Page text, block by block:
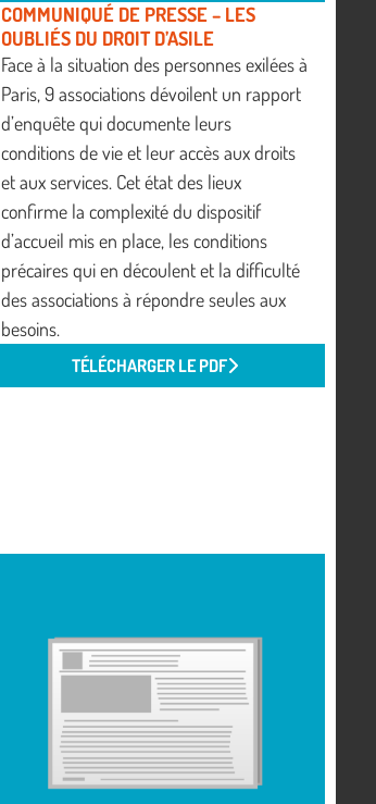
COMMUNIQUÉ DE PRESSE – LES
OUBLIÉS DU DROIT D’ASILE
Face à la situation des personnes exilées à
Paris, 9 associations dévoilent un rapport
d’enquête qui documente leurs
conditions de vie et leur accès aux droits
et aux services. Cet état des lieux
confirme la complexité du dispositif
d’accueil mis en place, les conditions
précaires qui en découlent et la difficulté
des associations à répondre seules aux
besoins.
TÉLÉCHARGER LE PDF